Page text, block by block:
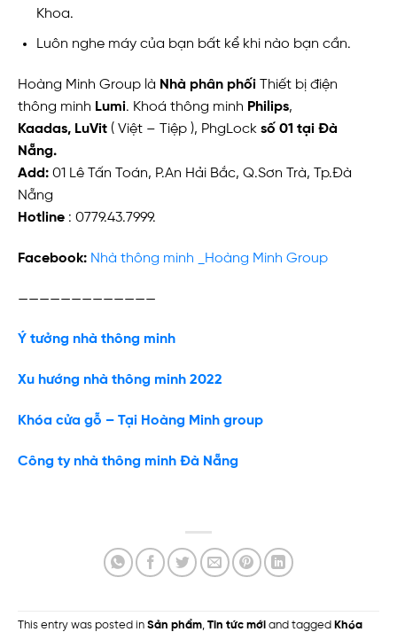
Khoa.
Luôn nghe máy của bạn bất kể khi nào bạn cần.
Hoàng Minh Group là Nhà phân phối Thiết bị điện
thông minh Lumi. Khoá thông minh Philips,
Kaadas, LuVit ( Việt – Tiệp ), PhgLock số 01 tại Đà
Nẵng.
Add: 01 Lê Tấn Toán, P.An Hải Bắc, Q.Sơn Trà, Tp.Đà
Nẵng
Hotline : 0779.43.7999.
Facebook: Nhà thông minh _Hoàng Minh Group
—————————————
Ý tưởng nhà thông minh
Xu hướng nhà thông minh 2022
Khóa cửa gỗ – Tại Hoàng Minh group
Công ty nhà thông minh Đà Nẵng
This entry was posted in Sản phẩm, Tin tức mới and tagged Khóa